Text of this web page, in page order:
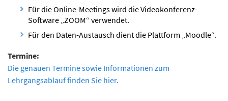
Für die Online-Meetings wird die Videokonferenz-
Software „ZOOM“ verwendet.
Für den Daten-Austausch dient die Plattform „Moodle“.
Termine:
Die genauen Termine sowie Informationen zum
Lehrgangsablauf finden Sie hier.